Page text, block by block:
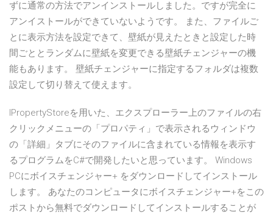
ずに通常の方法でアンインストールしました。ですが完全に
アンイストールができていないようです。 また、ファイルご
とに表示方法を設定できて、壁紙が見えたときと設定した時
間ごととランダムに壁紙を変更できる壁紙チェンジャーの機
能もあります。 壁紙チェンジャーに指定するフォルダは複数
設定して切り替えて使えます。
IPropertyStoreを用いた、エクスプローラー上のファイルの右
クリックメニューの「プロパティ」で表示されるウィンドウ
の「詳細」タブにそのファイルに含まれている情報を表示す
るプログラムをC#で開発したいと思っています。 Windows
PCにボイスチェンジャー+ をダウンロードしてインストール
します。 あなたのコンピュータにボイスチェンジャー+をこの
ポストから無料でダウンロードしてインストールすることが